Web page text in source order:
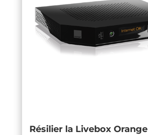
Résilier la Livebox Orange